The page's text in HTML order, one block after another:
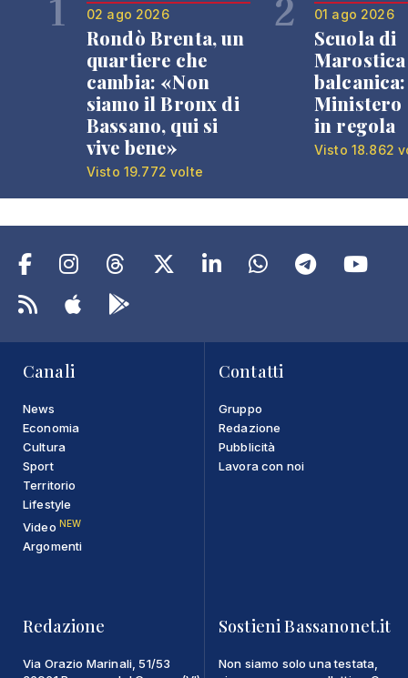
02 ago 2026
Rondò Brenta, un
quartiere che
cambia: «Non
siamo il Bronx di
Bassano, qui si
vive bene»
Visto 19.772 volte
01 ago 2026
Scuola di
Ministero
in regola
Visto 18.862
Canali
News
Economia
Cultura
Sport
Territorio
Lifestyle
Video NEW
Argomenti
Contatti
Gruppo
Redazione
Pubblicità
Lavora con noi
Redazione
Via Orazio Marinali, 51/53
Sostieni Bassanonet.it
Non siamo solo una testata,